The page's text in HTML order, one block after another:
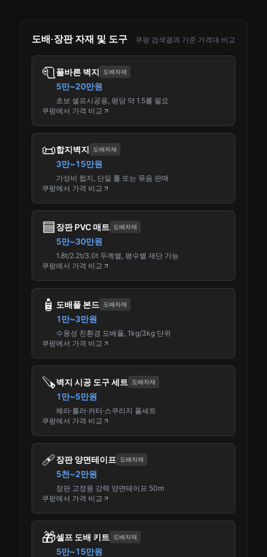
도배·장판 자재 및 도구 쿠팡 검색결과 기준 가격대 비교
🧻풀바른 벽지 도배자재
5만~20만원
초보 셀프시공용, 평당 약 1.5롤 필요
쿠팡에서 가격 비교
📜합지벽지 도배자재
3만~15만원
가성비 합지, 단일 롤 또는 묶음 판매
쿠팡에서 가격 비교
🟦장판 PVC 매트 도배자재
5만~30만원
1.8t/2.2t/3.0t 두께별, 평수별 재단 가능
쿠팡에서 가격 비교
🧴 도배풀 본드 도배자재
1만~3만원
수용성 친환경 도배풀, 1kg/3kg 단위
쿠팡에서 가격 비교
🪚벽지 시공 도구 세트 도배자재
1만~5만원
헤라·롤러·커터·스쿠리지 풀세트
쿠팡에서 가격 비교
🩹장판 양면테이프 도배자재
5천~2만원
장판 고정용 강력 양면테이프 50m
쿠팡에서 가격 비교
🎁셀프 도배 키트 도배자재
5만~15만원